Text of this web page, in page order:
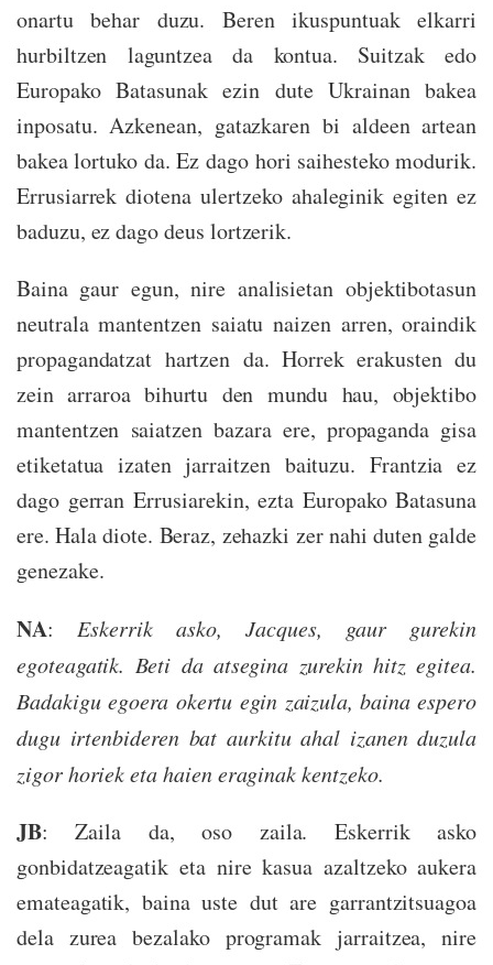
onartu behar duzu. Beren ikuspuntuak elkarri
hurbiltzen laguntzea da kontua. Suitzak edo
Europako Batasunak ezin dute Ukrainan bakea
inposatu. Azkenean, gatazkaren bi aldeen artean
bakea lortuko da. Ez dago hori saihesteko modurik.
Errusiarrek diotena ulertzeko ahaleginik egiten ez
baduzu, ez dago deus lortzerik.
Baina gaur egun, nire analisietan objektibotasun
neutrala mantentzen saiatu naizen arren, oraindik
propagandatzat hartzen da. Horrek erakusten du
zein arraroa bihurtu den mundu hau, objektibo
mantentzen saiatzen bazara ere, propaganda gisa
etiketatua izaten jarraitzen baituzu. Frantzia ez
dago gerran Errusiarekin, ezta Europako Batasuna
ere. Hala diote. Beraz, zehazki zer nahi duten galde
genezake.
NA:Eskerrik asko, Jacques, gaur gurekin
egoteagatik. Beti da atsegina zurekin hitz egitea.
Badakigu egoera okertu egin zaizula, baina espero
dugu irtenbideren bat aurkitu ahal izanen duzula
zigor horiek eta haien eraginak kentzeko.
JB: Zaila da, oso zaila. Eskerrik asko
gonbidatzeagatik eta nire kasua azaltzeko aukera
emateagatik, baina uste dut are garrantzitsuagoa
dela zurea bezalako programak jarraitzea, nire